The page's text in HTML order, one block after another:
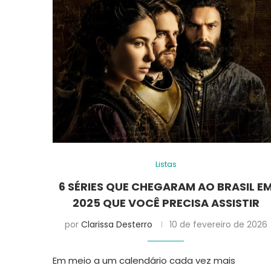
Listas
6 SÉRIES QUE CHEGARAM AO BRASIL
2025 QUE VOCÊ PRECISA ASSISTIR
por Clarissa Desterro 10 de fevereiro de 2026
Em meio a um calendário cada vez mais